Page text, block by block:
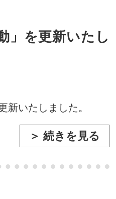
」を更新いたし
新いたしました。
＞ 続きを見る